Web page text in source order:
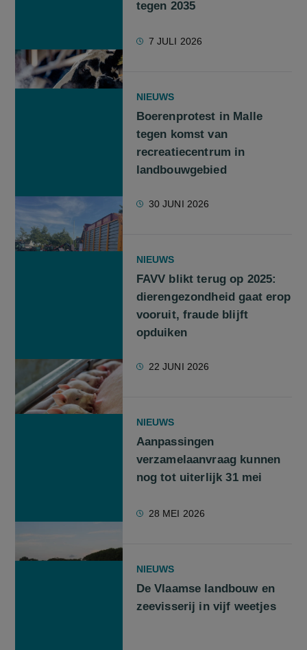
tegen 2035
7 JULI 2026
NIEUWS
Boerenprotest in Malle
tegen komst van
recreatiecentrum in
landbouwgebied
30 JUNI 2026
NIEUWS
FAVV blikt terug op 2025:
dierengezondheid gaat erop
vooruit, fraude blijft
opduiken
22 JUNI 2026
NIEUWS
Aanpassingen
verzamelaanvraag kunnen
nog tot uiterlijk 31 mei
28 MEI 2026
NIEUWS
De Vlaamse landbouw en
zeevisserij in vijf weetjes